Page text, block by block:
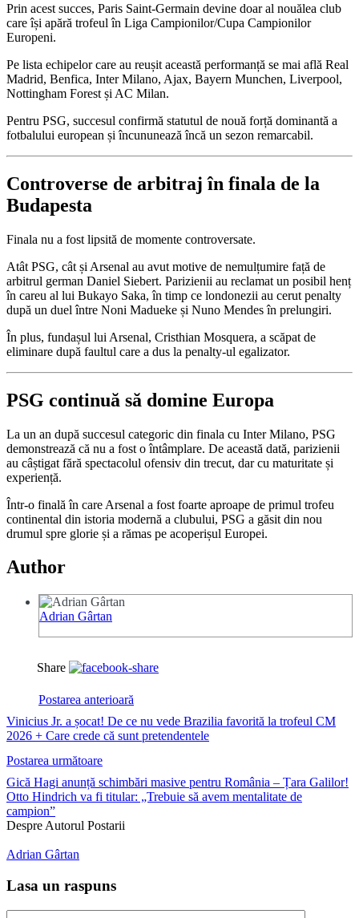
Prin acest succes, Paris Saint-Germain devine doar al nouălea club
care își apără trofeul în Liga Campionilor/Cupa Campionilor
Europeni.
Pe lista echipelor care au reușit această performanță se mai află Real
Madrid, Benfica, Inter Milano, Ajax, Bayern Munchen, Liverpool,
Nottingham Forest și AC Milan.
Pentru PSG, succesul confirmă statutul de nouă forță dominantă a
fotbalului european și încununează încă un sezon remarcabil.
Controverse de arbitraj în finala de la
Budapesta
Finala nu a fost lipsită de momente controversate.
Atât PSG, cât și Arsenal au avut motive de nemulțumire față de
arbitrul german Daniel Siebert. Parizienii au reclamat un posibil henț
în careu al lui Bukayo Saka, în timp ce londonezii au cerut penalty
după un duel între Noni Madueke și Nuno Mendes în prelungiri.
În plus, fundașul lui Arsenal, Cristhian Mosquera, a scăpat de
eliminare după faultul care a dus la penalty-ul egalizator.
PSG continuă să domine Europa
La un an după succesul categoric din finala cu Inter Milano, PSG
demonstrează că nu a fost o întâmplare. De această dată, parizienii
au câștigat fără spectacolul ofensiv din trecut, dar cu maturitate și
experiență.
Într-o finală în care Arsenal a fost foarte aproape de primul trofeu
continental din istoria modernă a clubului, PSG a găsit din nou
drumul spre glorie și a rămas pe acoperișul Europei.
Author
Adrian Gârtan
Share
Postarea anterioară
Vinicius Jr. a șocat! De ce nu vede Brazilia favorită la trofeul CM
2026 + Care crede că sunt pretendentele
Postarea următoare
Gică Hagi anunță schimbări masive pentru România – Țara Galilor!
Otto Hindrich va fi titular: „Trebuie să avem mentalitate de
campion”
Despre Autorul Postarii
Adrian Gârtan
Lasa un raspuns